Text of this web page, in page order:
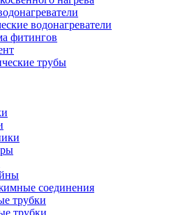
водонагреватели
фитингов
трубы
соединения
трубки
трубки